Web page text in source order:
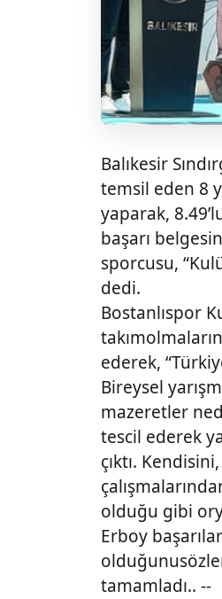
Balıkesir
temsil eden 8
yaparak,
başarı
sporcusu,
dedi.
Bostanlıspor
ederek,
Bireysel
mazeretler
tescil ederek
çıktı.
olduğu gibi
Erboy
tamamladı.. --